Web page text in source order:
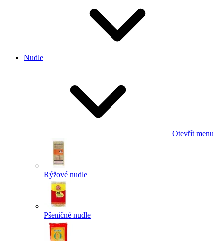
Nudle
Otevřít menu
Rýžové nudle
Pšeničné nudle